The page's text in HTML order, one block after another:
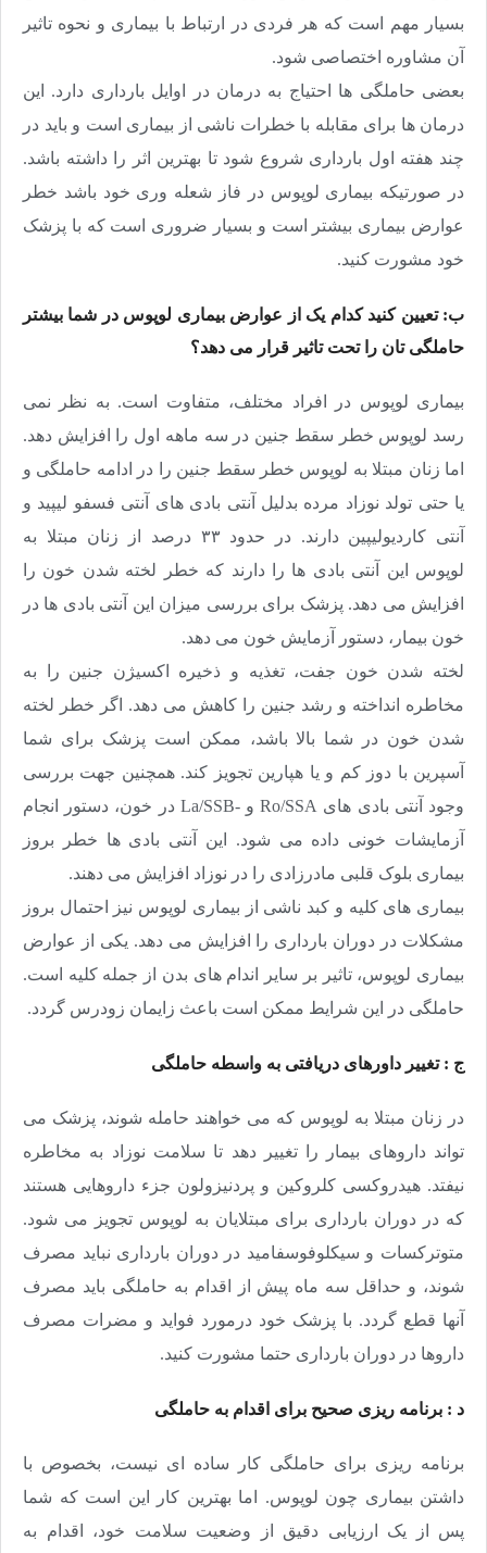
بسیار مهم است که هر فردی در ارتباط با بیماری و نحوه تاثیر
آن مشاوره اختصاصی شود.
بعضی حاملگی ها احتیاج به درمان در اوایل بارداری دارد. این
درمان ها برای مقابله با خطرات ناشی از بیماری است و باید در
چند هفته اول بارداری شروع شود تا بهترین اثر را داشته باشد.
در صورتیکه بیماری لوپوس در فاز شعله وری خود باشد خطر
عوارض بیماری بیشتر است و بسیار ضروری است که با پزشک
خود مشورت کنید.
ب: تعیین کنید کدام یک از عوارض بیماری لوپوس در شما بیشتر
حاملگی تان را تحت تاثیر قرار می دهد؟
بیماری لوپوس در افراد مختلف، متفاوت است. به نظر نمی
رسد لوپوس خطر سقط جنین در سه ماهه اول را افزایش دهد.
اما زنان مبتلا به لوپوس خطر سقط جنین را در ادامه حاملگی و
یا حتی تولد نوزاد مرده بدلیل آنتی بادی های آنتی فسفو لیپید و
آنتی کاردیولیپین دارند. در حدود ۳۳ درصد از زنان مبتلا به
لوپوس این آنتی بادی ها را دارند که خطر لخته شدن خون را
افزایش می دهد. پزشک برای بررسی میزان این آنتی بادی ها در
خون بیمار، دستور آزمایش خون می دهد.
لخته شدن خون جفت، تغذیه و ذخیره اکسیژن جنین را به
مخاطره انداخته و رشد جنین را کاهش می دهد. اگر خطر لخته
شدن خون در شما بالا باشد، ممکن است پزشک برای شما
آسپرین با دوز کم و یا هپارین تجویز کند. همچنین جهت بررسی
وجود آنتی بادی های Ro/SSA و -La/SSB در خون، دستور انجام
آزمایشات خونی داده می شود. این آنتی بادی ها خطر بروز
بیماری بلوک قلبی مادرزادی را در نوزاد افزایش می دهند.
بیماری های کلیه و کبد ناشی از بیماری لوپوس نیز احتمال بروز
مشکلات در دوران بارداری را افزایش می دهد. یکی از عوارض
بیماری لوپوس، تاثیر بر سایر اندام های بدن از جمله کلیه است.
حاملگی در این شرایط ممکن است باعث زایمان زودرس گردد.
ج : تغییر داورهای دریافتی به واسطه حاملگی
در زنان مبتلا به لوپوس که می خواهند حامله شوند، پزشک می
تواند داروهای بیمار را تغییر دهد تا سلامت نوزاد به مخاطره
نیفتد. هیدروکسی کلروکین و پردنیزولون جزء داروهایی هستند
که در دوران بارداری برای مبتلایان به لوپوس تجویز می شود.
متوترکسات و سیکلوفوسفامید در دوران بارداری نباید مصرف
شوند، و حداقل سه ماه پیش از اقدام به حاملگی باید مصرف
آنها قطع گردد. با پزشک خود درمورد فواید و مضرات مصرف
داروها در دوران بارداری حتما مشورت کنید.
د : برنامه ریزی صحیح برای اقدام به حاملگی
برنامه ریزی برای حاملگی کار ساده ای نیست، بخصوص با
داشتن بیماری چون لوپوس. اما بهترین کار این است که شما
پس از یک ارزیابی دقیق از وضعیت سلامت خود، اقدام به